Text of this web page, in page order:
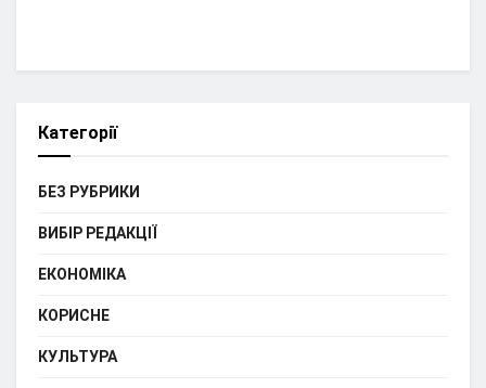
Категорії
БЕЗ РУБРИКИ
ВИБІР РЕДАКЦІЇ
ЕКОНОМІКА
КОРИСНЕ
КУЛЬТУРА